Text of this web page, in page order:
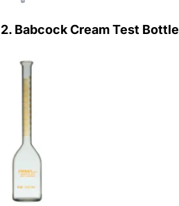
2. Babcock Cream Test Bottle